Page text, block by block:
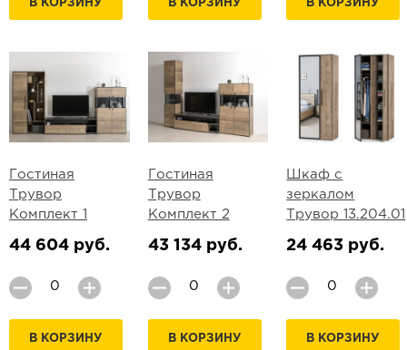
В КОРЗИНУ В КОРЗИНУ В КОРЗИНУ
Гостиная
Трувор
Комплект 1
44 604 руб.
В КОРЗИНУ
Гостиная
Трувор
Комплект 2
43 134 руб.
В КОРЗИНУ
Шкаф с
зеркалом
Трувор 13.204.01
24 463 руб.
В КОРЗИНУ